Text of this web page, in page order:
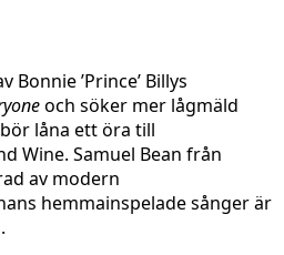
’Prince’ Billys
och söker mer lågmäld
låna ett öra till
Wine. Samuel Bean från
av modern
hemmainspelade sånger är